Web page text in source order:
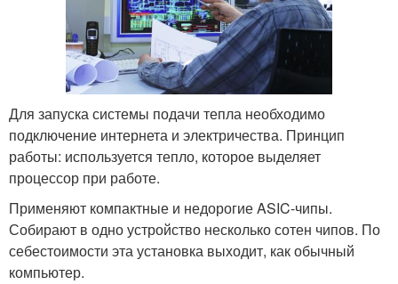
Для запуска системы подачи тепла необходимо
подключение интернета и электричества. Принцип
работы: используется тепло, которое выделяет
процессор при работе.
Применяют компактные и недорогие ASIC-чипы.
Собирают в одно устройство несколько сотен чипов. По
себестоимости эта установка выходит, как обычный
компьютер.